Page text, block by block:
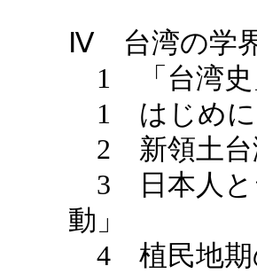
Ⅳ 台湾の学
1 「台湾史
1 はじめに
2 新領土台
3 日本人と
動」
4 植民地期